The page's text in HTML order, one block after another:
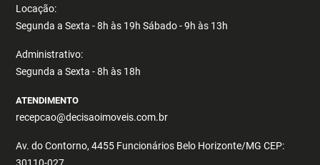
Locação:
Segunda a Sexta - 8h às 19h Sábado - 9h às 13h
Administrativo:
Segunda a Sexta - 8h às 18h
ATENDIMENTO
recepcao@decisaoimoveis.com.br
Av. do Contorno, 4455 Funcionários Belo Horizonte/MG CEP: